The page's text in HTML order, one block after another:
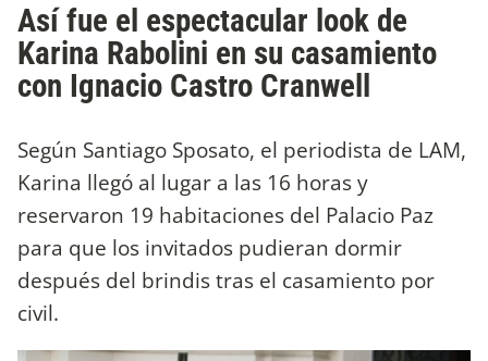
Así fue el espectacular look de
Karina Rabolini en su casamiento
con Ignacio Castro Cranwell
Según Santiago Sposato, el periodista de LAM,
Karina llegó al lugar a las 16 horas y
reservaron 19 habitaciones del Palacio Paz
para que los invitados pudieran dormir
después del brindis tras el casamiento por
civil.